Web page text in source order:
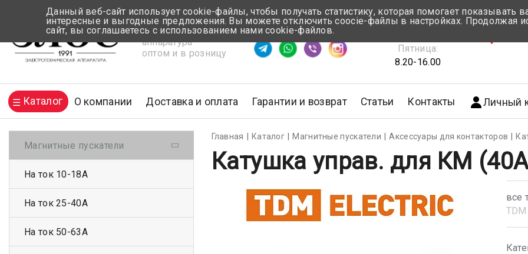
Электротехническая
аппаратура
оптом и в розницу
Время ответа ≈ 5 мин
Понедельник-Четверг:
Пятница:
8.20-16.00
Каталог О компании Доставка и оплата Гарантии и возврат Статьи Контакты Личный
Главная Каталог Магнитные пускатели Аксессуары для контакторов
Катушка управ. для КМ
все
Магнитные пускатели
На ток 10-18А
На ток 25-40А
На ток 50-63А
Данный веб-сайт использует cookie-файлы, чтобы получать статистику, которая помогает показывать
интересные и выгодные предложения. Вы можете отключить coocie-файлы в настройках. Продолжая
сайт, вы соглашаетесь с использованием нами cookie-файлов.